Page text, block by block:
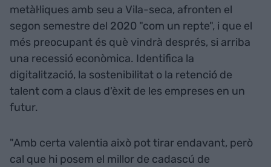
metàl·liques amb seu a Vila-seca, afronten el
segon semestre del 2020 "com un repte", i que el
més preocupant és què vindrà després, si arriba
una recessió econòmica. Identifica la
digitalització, la sostenibilitat o la retenció de
talent com a claus d'èxit de les empreses en un
futur.
"Amb certa valentia això pot tirar endavant, però
cal que hi posem el millor de cadascú de